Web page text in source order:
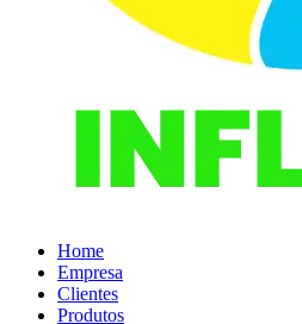
Home
Empresa
Clientes
Produtos